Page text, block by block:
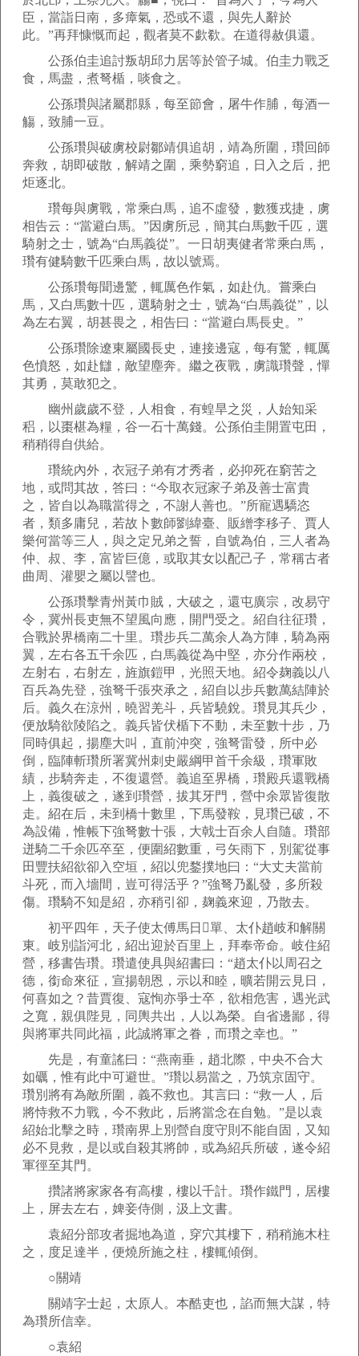
臣，當詣日南，多瘴氣，恐或不還，與先人辭於
此。”再拜慷慨而起，觀者莫不歔欷。在道得赦俱還。
公孫伯圭追討叛胡邱力居等於管子城。伯圭力戰乏
食，馬盡，煮弩楯，啖食之。
公孫瓚與諸屬郡縣，每至節會，屠牛作脯，每酒一
觴，致脯一豆。
公孫瓚與破虜校尉鄒靖俱追胡，靖為所圍，瓚回師
奔救，胡即破散，解靖之圍，乘勢窮追，日入之后，把
炬逐北。
瓚每與虜戰，常乘白馬，追不虛發，數獲戎捷，虜
相告云：“當避白馬。”因虜所忌，簡其白馬數千匹，選
騎射之士，號為“白馬義從”。一日胡夷健者常乘白馬，
瓚有健騎數千匹乘白馬，故以號焉。
公孫瓚每聞邊驚，輒厲色作氣，如赴仇。嘗乘白
馬，又白馬數十匹，選騎射之士，號為“白馬義從”，以
為左右翼，胡甚畏之，相告曰：“當避白馬長史。”
公孫瓚除遼東屬國長史，連接邊寇，每有驚，輒厲
色憤怒，如赴讎，敵望塵奔。繼之夜戰，虜識瓚聲，憚
其勇，莫敢犯之。
幽州歲歲不登，人相食，有蝗旱之災，人始知采
稆，以棗椹為糧，谷一石十萬錢。公孫伯圭開置屯田，
稍稍得自供給。
瓚統內外，衣冠子弟有才秀者，必抑死在窮苦之
地，或問其故，答曰：“今取衣冠家子弟及善士富貴
之，皆自以為職當得之，不謝人善也。”所寵遇驕恣
者，類多庸兒，若故卜數師劉緯臺、販繒李移子、賈人
樂何當等三人，與之定兄弟之誓，自號為伯，三人者為
仲、叔、李，富皆巨億，或取其女以配己子，常稱古者
曲周、灌嬰之屬以譬也。
公孫瓚擊青州黃巾賊，大破之，還屯廣宗，改易守
令，冀州長吏無不望風向應，開門受之。紹自往征瓚，
合戰於界橋南二十里。瓚步兵二萬余人為方陣，騎為兩
翼，左右各五千余匹，白馬義從為中堅，亦分作兩校，
左射右，右射左，旌旗鎧甲，光照天地。紹令麹義以八
百兵為先登，強弩千張夾承之，紹自以步兵數萬結陣於
后。義久在涼州，曉習羌斗，兵皆驍銳。瓚見其兵少，
便放騎欲陵陷之。義兵皆伏楯下不動，未至數十步，乃
同時俱起，揚塵大叫，直前沖突，強弩雷發，所中必
倒，臨陣斬瓚所署冀州刺史嚴綱甲首千余級，瓚軍敗
績，步騎奔走，不復還營。義追至界橋，瓚殿兵還戰橋
上，義復破之，遂到瓚營，拔其牙門，營中余眾皆復散
走。紹在后，未到橋十數里，下馬發鞍，見瓚已破，不
為設備，惟帳下強弩數十張，大戟士百余人自隨。瓚部
迸騎二千余匹卒至，便圍紹數重，弓矢雨下，別駕從事
田豐扶紹欲卻入空垣，紹以兜鍪撲地曰：“大丈夫當前
斗死，而入墻間，豈可得活乎？”強弩乃亂發，多所殺
傷。瓚騎不知是紹，亦稍引卻，麹義來迎，乃散去。
初平四年，天子使太傅馬日單、太仆趙岐和解關
東。岐別詣河北，紹出迎於百里上，拜奉帝命。岐住紹
營，移書告瓚。瓚遣使具與紹書曰：“趙太仆以周召之
德，銜命來征，宣揚朝恩，示以和睦，曠若開云見日，
何喜如之？昔賈復、寇恂亦爭士卒，欲相危害，遇光武
之寬，親俱陛見，同輿共出，人以為榮。自省邊鄙，得
與將軍共同此福，此誠將軍之眷，而瓚之幸也。”
先是，有童謠曰：“燕南垂，趙北際，中央不合大
如礪，惟有此中可避世。”瓚以易當之，乃筑京固守。
瓚別將有為敵所圍，義不救也。其言曰：“救一人，后
將恃救不力戰，今不救此，后將當念在自勉。”是以袁
紹始北擊之時，瓚南界上別營自度守則不能自固，又知
必不見救，是以或自殺其將帥，或為紹兵所破，遂令紹
軍徑至其門。
攢諸將家家各有高樓，樓以千計。瓚作鐵門，居樓
上，屏去左右，婢妾侍側，汲上文書。
袁紹分部攻者掘地為道，穿穴其樓下，稍稍施木柱
之，度足達半，便燒所施之柱，樓輒傾倒。
○關靖
關靖字士起，太原人。本酷吏也，諂而無大謀，特
為瓚所信幸。
○袁紹